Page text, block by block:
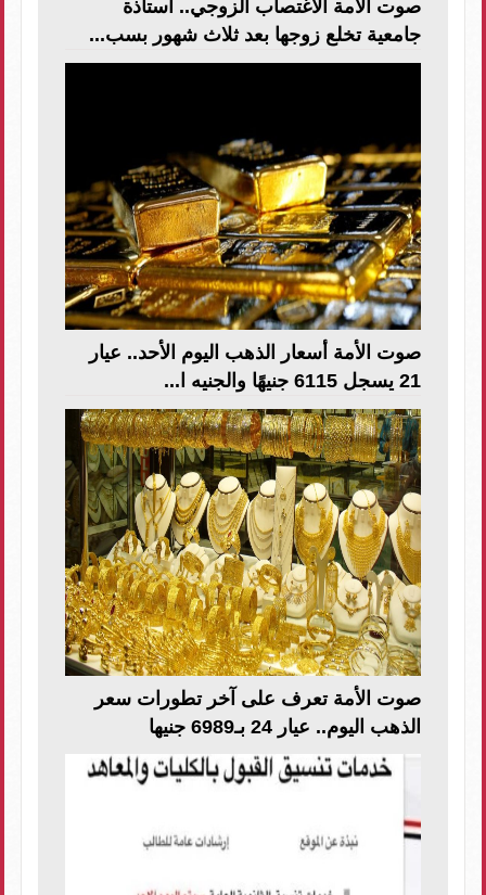
صوت الأمة الاغتصاب الزوجي.. أستاذة
جامعية تخلع زوجها بعد ثلاث شهور بسب...
صوت الأمة أسعار الذهب اليوم الأحد.. عيار
21 يسجل 6115 جنيهًا والجنيه ا...
صوت الأمة تعرف على آخر تطورات سعر
الذهب اليوم.. عيار 24 بـ6989 جنيها